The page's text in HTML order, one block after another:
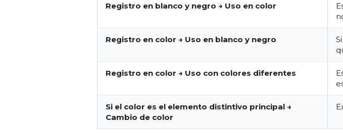
Registro en blanco y negro → Uso en color
Registro en color → Uso en blanco y negro
Registro en color → Uso con colores diferentes
Si el color es el elemento distintivo principal →
Cambio de color